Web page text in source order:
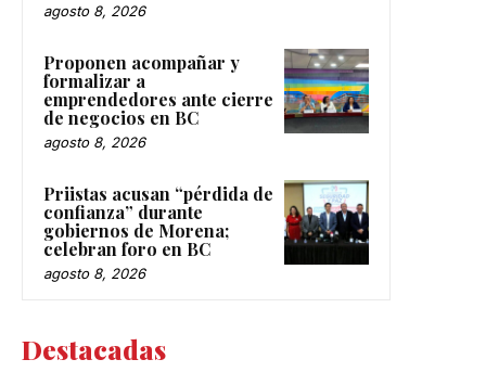
agosto 8, 2026
Proponen acompañar y
formalizar a
emprendedores ante cierre
de negocios en BC
agosto 8, 2026
Priistas acusan “pérdida de
confianza” durante
gobiernos de Morena;
celebran foro en BC
agosto 8, 2026
Destacadas